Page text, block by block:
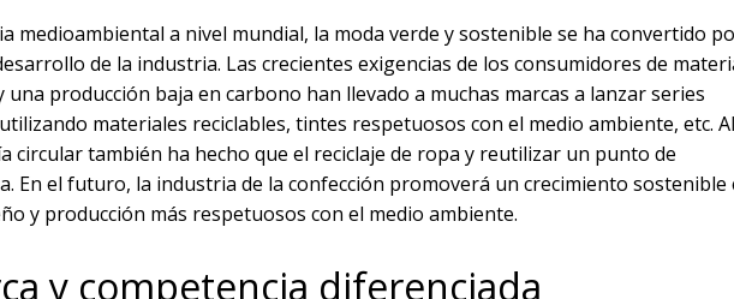
medioambiental a nivel mundial, la moda verde y sostenible se ha convertido
de la industria. Las crecientes exigencias de los consumidores de
producción baja en carbono han llevado a muchas marcas a lanzar series
materiales reciclables, tintes respetuosos con el medio ambiente, etc. Al
circular también ha hecho que el reciclaje de ropa y reutilizar un punto de
En el futuro, la industria de la confección promoverá un crecimiento sostenible
y producción más respetuosos con el medio ambiente.
y competencia diferenciada